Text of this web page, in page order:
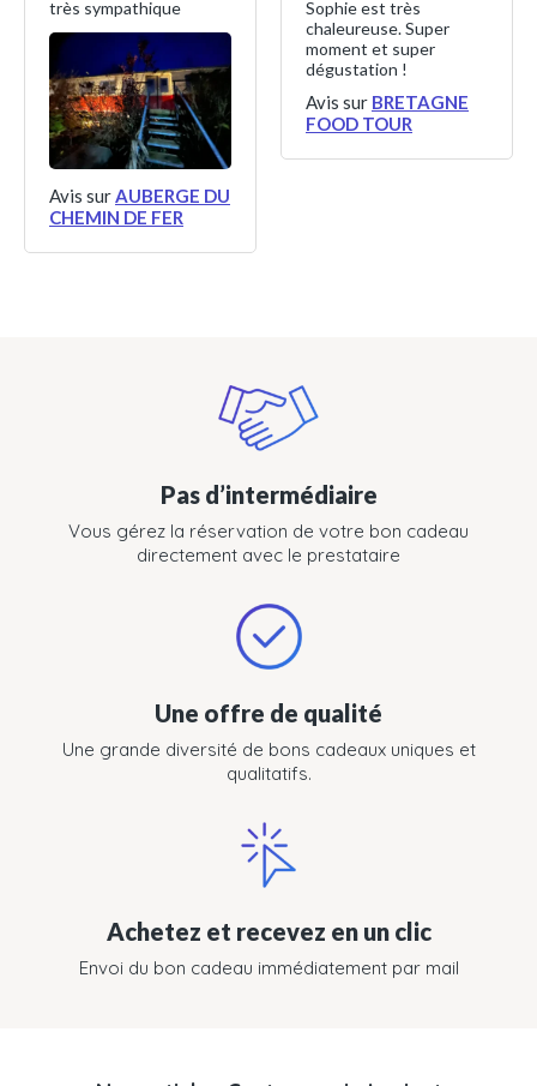
très sympathique
Avis sur AUBERGE DU
CHEMIN DE FER
Sophie est très
chaleureuse. Super
moment et super
dégustation !
Avis sur BRETAGNE
FOOD TOUR
Pas d’intermédiaire
Vous gérez la réservation de votre bon cadeau
directement avec le prestataire
Une offre de qualité
Une grande diversité de bons cadeaux uniques et
qualitatifs.
Achetez et recevez en un clic
Envoi du bon cadeau immédiatement par mail